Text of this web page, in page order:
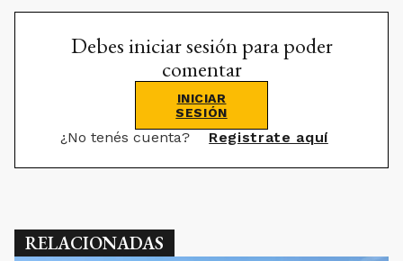
Debes iniciar sesión para poder
comentar
INICIAR
SESIÓN
¿No tenés cuenta? Registrate aquí
RELACIONADAS